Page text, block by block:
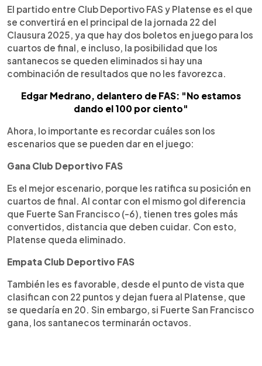
► Escuchar artículo
El partido entre Club Deportivo FAS y Platense es el que
se convertirá en el principal de la jornada 22 del
Clausura 2025, ya que hay dos boletos en juego para los
cuartos de final, e incluso, la posibilidad que los
santanecos se queden eliminados si hay una
combinación de resultados que no les favorezca.
Edgar Medrano, delantero de FAS: "No estamos
dando el 100 por ciento"
Ahora, lo importante es recordar cuáles son los
escenarios que se pueden dar en el juego:
Gana Club Deportivo FAS
Es el mejor escenario, porque les ratifica su posición en
cuartos de final. Al contar con el mismo gol diferencia
que Fuerte San Francisco (-6), tienen tres goles más
convertidos, distancia que deben cuidar. Con esto,
Platense queda eliminado.
Empata Club Deportivo FAS
También les es favorable, desde el punto de vista que
clasifican con 22 puntos y dejan fuera al Platense, que
se quedaría en 20. Sin embargo, si Fuerte San Francisco
gana, los santanecos terminarán octavos.